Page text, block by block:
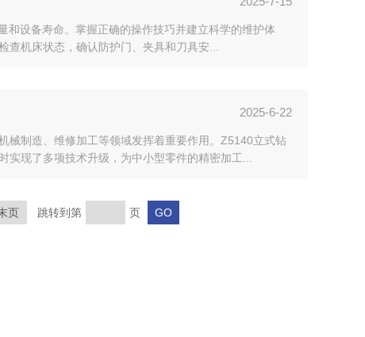
设备寿命。掌握正确的操作技巧并建立科学的维护体
机床状态，确认防护门、夹具和刀具安...
2025-6-22
械制造、维修加工等领域发挥着重要作用。Z5140立式钻
现了多项技术升级，为中小型零件的精密加工...
页 跳转到第 页